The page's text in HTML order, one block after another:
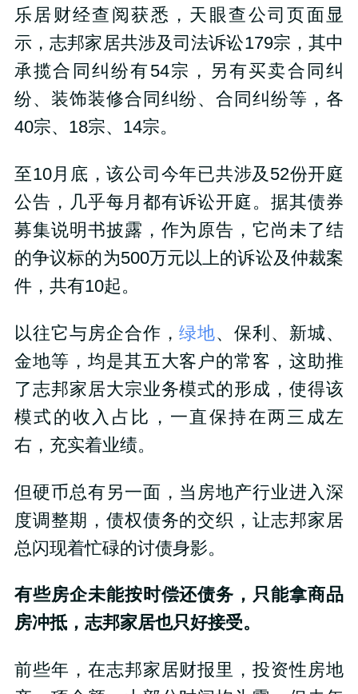
乐居财经查阅获悉，天眼查公司页面显
示，志邦家居共涉及司法诉讼179宗，其中
承揽合同纠纷有54宗，另有买卖合同纠
纷、装饰装修合同纠纷、合同纠纷等，各
40宗、18宗、14宗。
至10月底，该公司今年已共涉及52份开庭
公告，几乎每月都有诉讼开庭。据其债券
募集说明书披露，作为原告，它尚未了结
的争议标的为500万元以上的诉讼及仲裁案
件，共有10起。
以往它与房企合作，绿地、保利、新城、
金地等，均是其五大客户的常客，这助推
了志邦家居大宗业务模式的形成，使得该
模式的收入占比，一直保持在两三成左
右，充实着业绩。
但硬币总有另一面，当房地产行业进入深
度调整期，债权债务的交织，让志邦家居
总闪现着忙碌的讨债身影。
有些房企未能按时偿还债务，只能拿商品
房冲抵，志邦家居也只好接受。
前些年，在志邦家居财报里，投资性房地